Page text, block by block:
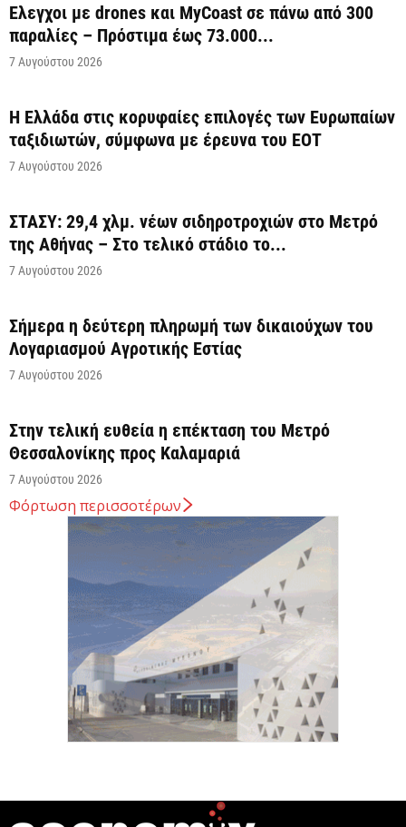
Έλεγχοι με drones και MyCoast σε πάνω από 300
παραλίες – Πρόστιμα έως 73.000...
7 Αυγούστου 2026
Η Ελλάδα στις κορυφαίες επιλογές των Ευρωπαίων
ταξιδιωτών, σύμφωνα με έρευνα του ΕΟΤ
7 Αυγούστου 2026
ΣΤΑΣΥ: 29,4 χλμ. νέων σιδηροτροχιών στο Μετρό
της Αθήνας – Στο τελικό στάδιο το...
7 Αυγούστου 2026
Σήμερα η δεύτερη πληρωμή των δικαιούχων του
Λογαριασμού Αγροτικής Εστίας
7 Αυγούστου 2026
Στην τελική ευθεία η επέκταση του Μετρό
Θεσσαλονίκης προς Καλαμαριά
7 Αυγούστου 2026
Κ. Χατζηδάκης: Στον κάλαθο των αχρήστων οι
αμφισβητήσεις για το καλώδιο της ηλεκτρικής
διασύνδεσης...
6 Αυγούστου 2026
Κυβερνητική Επιτροπή Βιομηχανίας – Κυρ.
Μητσοτάκης: Η ενίσχυση της παραγωγικής βάσης
αποτελεί στρατηγική προτεραιότητα
6 Αυγούστου 2026
myAGRO: Η χώρα δεν μπορεί να...
Φόρτωση περισσοτέρων